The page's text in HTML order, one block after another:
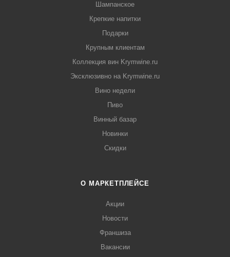
Шампанское
Крепкие напитки
Подарки
Крупным клиентам
Коллекция вин Krymwine.ru
Эксклюзивно на Krymwine.ru
Вино недели
Пиво
Винный базар
Новинки
Скидки
О МАРКЕТПЛЕЙСЕ
Акции
Новости
Франшиза
Вакансии